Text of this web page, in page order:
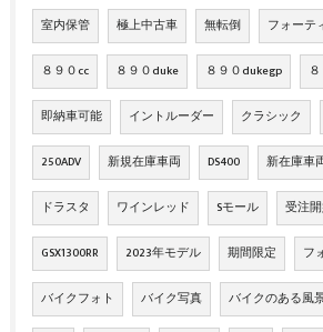
室内保管 極上中古車 無転倒 フォーテ
８９０cc ８９０duke ８９０dukegp
即納車可能 イントルーダー クラシック
250ADV 新規在庫車両 DS400 新在庫車
ドラスタ ワインレッド Sモール 受注
GSX1300RR 2023年モデル 期間限定 フ
バイクフォト バイク写真 バイクのある風